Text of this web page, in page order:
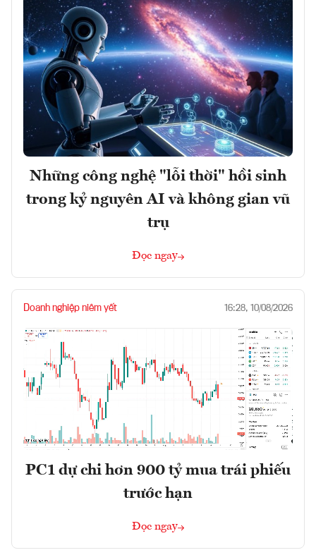
Những công nghệ "lỗi thời" hồi sinh
trong kỷ nguyên AI và không gian vũ
trụ
Đọc ngay
Doanh nghiệp niêm yết 16:28, 10/08/2026
PC1 dự chi hơn 900 tỷ mua trái phiếu
trước hạn
Đọc ngay